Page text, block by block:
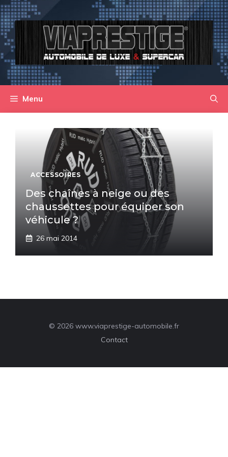
Aller
au
contenu
Menu
ACCESSOIRES
Des chaînes à neige ou des
chaussettes pour équiper son
véhicule ?
26 mai 2014
© 2026 www.viaprestige-automobile.fr
Contact